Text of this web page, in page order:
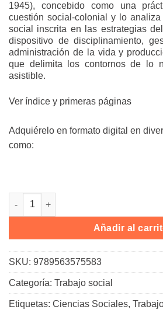
1945), concebido como una
cuestión social-colonial y lo
social inscrita en las estrategias
dispositivo de disciplinamiento,
administración de la vida y
que delimita los contornos de lo
asistible.
Ver índice y primeras páginas
Adquiérelo en formato digital en
como:
Trabajo Social en Chile: historia y
Añadir al
SKU: 9789563575583
Categoría: Trabajo social
Etiquetas: Ciencias Sociales,